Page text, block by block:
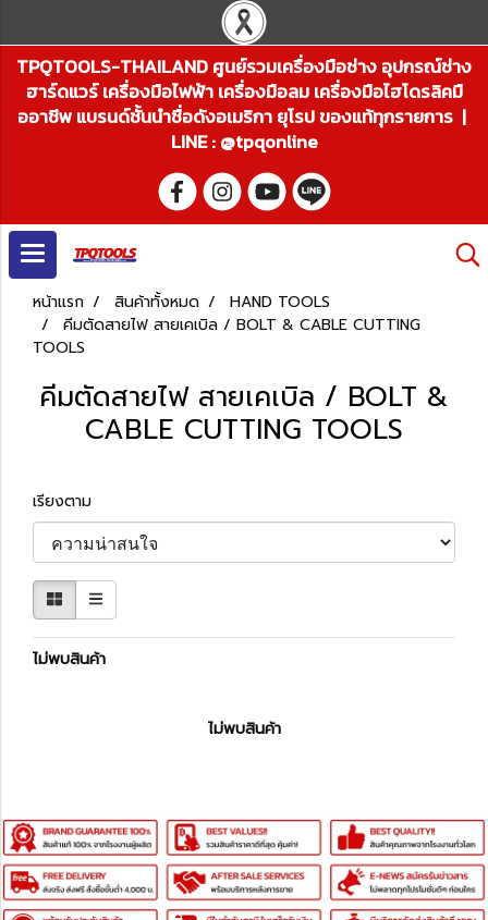
TPQTOOLS-THAILAND ศูนย์รวมเครื่องมือช่าง อุปกรณ์ช่าง
ฮาร์ดแวร์ เครื่องมือไฟฟ้า เครื่องมือลม เครื่องมือไฮโดรลิคมื
ออาชีพ แบรนด์ชั้นนำชื่อดังอเมริกา ยุโรป ของแท้ทุกรายการ |
LINE : @tpqonline
หน้าแรก สินค้าทั้งหมด
HAND TOOLS
คีมตัดสายไฟ สายเคเบิล / BOLT & CABLE CUTTING
TOOLS
คีมตัดสายไฟ สายเคเบิล / BOLT &
CABLE CUTTING TOOLS
เรียงตาม
ไม่พบสินค้า
ไม่พบสินค้า